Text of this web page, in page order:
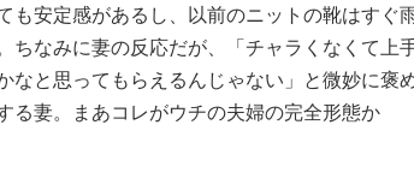
も安定感があるし、以前のニットの靴はすぐ
ちなみに妻の反応だが、「チャラくなくて上
なと思ってもらえるんじゃない」と微妙に褒
る妻。まあコレがウチの夫婦の完全形態か